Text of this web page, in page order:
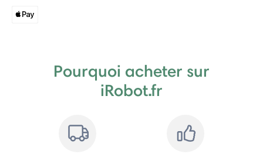
Pourquoi acheter sur
iRobot.fr